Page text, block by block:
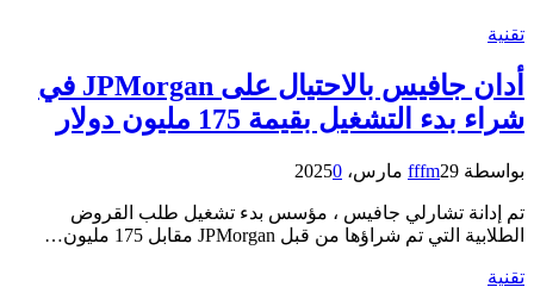
تقنية
أدان جافيس بالاحتيال على JPMorgan في
شراء بدء التشغيل بقيمة 175 مليون دولار
بواسطة fffm29 مارس، 2025 0
تم إدانة تشارلي جافيس ، مؤسس بدء تشغيل طلب القروض
الطلابية التي تم شراؤها من قبل JPMorgan مقابل 175 مليون…
تقنية